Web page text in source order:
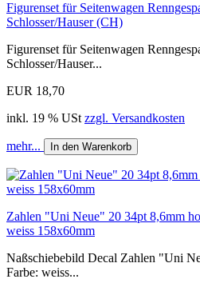
Figurenset für Seitenwagen
Schlosser/Hauser (CH)
Figurenset für Seitenwagen
Schlosser/Hauser...
EUR 18,70
inkl. 19 % USt zzgl. Versandkosten
mehr... In den Warenkorb
Zahlen "Uni Neue" 20 34pt 8,6mm
weiss 158x60mm
Naßschiebebild Decal Zahlen "Uni
Farbe: weiss...